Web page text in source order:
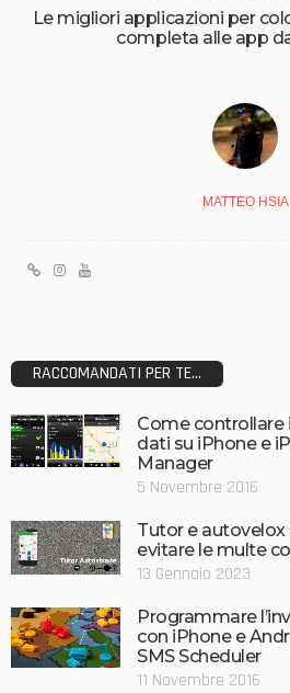
Le migliori applicazioni per
completa alle app
MATTEO HSIA
RACCOMANDATI PER TE...
Come controllare
dati su iPhone e
Manager
5 Novembre 2016
Tutor e
evitare le multe
13 Gennaio 2023
Programmare
con iPhone e
SMS Scheduler
11 Novembre 2016